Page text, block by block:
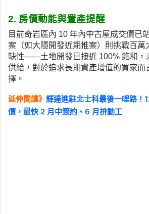
2. 房價動能與置產提醒
目前奇岩區內 10 年內中古屋成交價已
案（如大隱開發近期推案）則挑戰百萬
缺性——土地開發已接近 100% 飽和，
供給，對於追求長期資產增值的買家而
擇。
延伸閱讀》 輝達進駐北士科最後一哩路！
價，最快 2 月中簽約、6 月拚動工